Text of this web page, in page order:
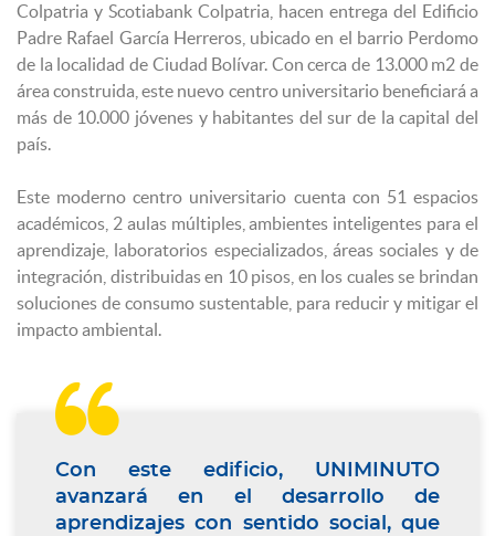
Colpatria y Scotiabank Colpatria, hacen entrega del Edificio
Padre Rafael García Herreros, ubicado en el barrio Perdomo
de la localidad de Ciudad Bolívar. Con cerca de 13.000 m2 de
área construida, este nuevo centro universitario beneficiará a
más de 10.000 jóvenes y habitantes del sur de la capital del
país.
Este moderno centro universitario cuenta con 51 espacios
académicos, 2 aulas múltiples, ambientes inteligentes para el
aprendizaje, laboratorios especializados, áreas sociales y de
integración, distribuidas en 10 pisos, en los cuales se brindan
soluciones de consumo sustentable, para reducir y mitigar el
impacto ambiental.

Con este edificio, UNIMINUTO
avanzará en el desarrollo de
aprendizajes con sentido social, que